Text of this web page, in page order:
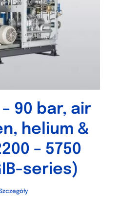
– 90 bar, air
helium &
– 5750
series)